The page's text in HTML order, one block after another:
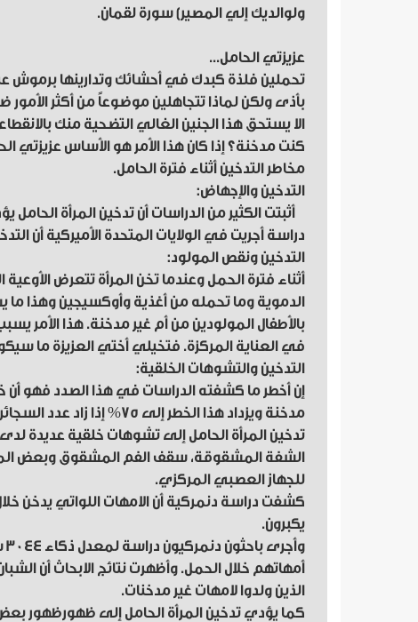
ولوالديك إلي المصير) سورة لقمان.
عزيزتي الحامل...
تحملين فلذة كبدك في أحشائك وتدارينها برموش
بأذى ولكن لماذا تتجاهلين موضوعاً من أكثر الأمور
الا يستحق هذا الجنين الغالي التضحية منك
كنت مدخنة؟ إذا كان هذا الأمر هو الأساس
مخاطر التدخين أثناء فترة الحامل.
التدخين والإجهاض:
أثبتت الكثير من الدراسات أن تدخين المرأة
دراسة أجريت في الولايات المتحدة الأميركية أن التدخين يؤدي إلى إجهاض
التدخين ونقص المولود:
أثناء فترة الحمل وعندما تخن المرأة تتعرض
الدموية وما تحمله من أغذية وأوكسيجين وهذا
بالأطفال المولودين من أم غير مدخنة. هذا الأمر
في العناية المركزة. فتخيلي أختي العزيزة ما
التدخين والتشوهات الخلقية:
تدخين المرأة الحامل إلى تشوهات خلقية عديدة
الشفة المشقوقة، سقف الفم المشقوق وبعض
للجهاز العصبي المركزي.
كشفت دراسة دنمركية أن الامهات اللواتي يدخن
يكبرون.
أمهاتهم خلال الحمل. وأظهرت نتائج الابحاث أن
الذين ولدوا لامهات غير مدخنات.
كما يؤدي تدخين المرأة الحامل إلى ظهورظهور